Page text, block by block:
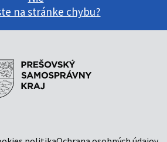
na stránke chybu?